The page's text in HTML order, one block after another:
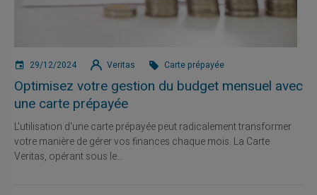
29/12/2024 Veritas Carte prépayée
Optimisez votre gestion du budget mensuel avec
une carte prépayée
L'utilisation d'une carte prépayée peut radicalement transformer
votre manière de gérer vos finances chaque mois. La Carte
Veritas, opérant sous le...